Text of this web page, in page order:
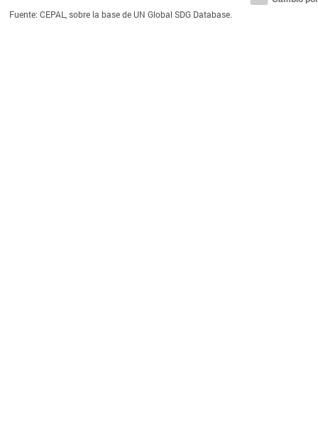
Fuente: CEPAL, sobre la base de UN Global SDG Database.